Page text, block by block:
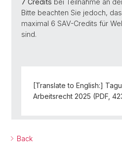
Bitte beachten Sie jedoch,
maximal 6 SAV-Credits für
sind.
[Translate to English:]
Arbeitsrecht 2025 (PDF,
Back